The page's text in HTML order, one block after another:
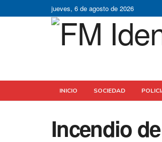
jueves, 6 de agosto de 2026
INICIO SOCIEDAD
Incendio